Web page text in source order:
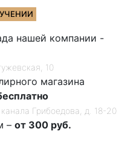
нашей компании -
10
магазина
Грибоедова, д. 18-20
– от 300 руб.